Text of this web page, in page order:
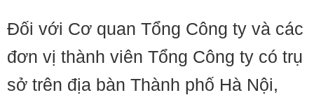
Đối với Cơ quan Tổng Công ty và các
đơn vị thành viên Tổng Công ty có trụ
sở trên địa bàn Thành phố Hà Nội,